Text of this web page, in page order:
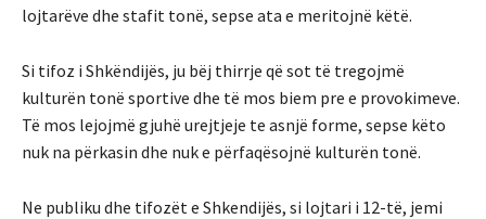
lojtarëve dhe stafit tonë, sepse ata e meritojnë këtë.
Si tifoz i Shkëndijës, ju bëj thirrje që sot të tregojmë
kulturën tonë sportive dhe të mos biem pre e provokimeve.
Të mos lejojmë gjuhë urejtjeje te asnjë forme, sepse këto
nuk na përkasin dhe nuk e përfaqësojnë kulturën tonë.
Ne publiku dhe tifozët e Shkendijës, si lojtari i 12-të, jemi